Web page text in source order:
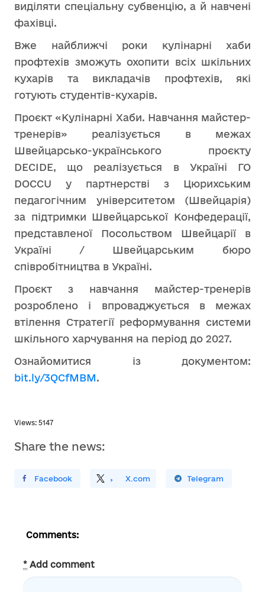
виділяти спеціальну субвенцію, а й навчені
фахівці.
Вже найближчі роки кулінарні хаби
профтехів зможуть охопити всіх шкільних
кухарів та викладачів профтехів, які
готують студентів-кухарів.
Проєкт «Кулінарні Хаби. Навчання майстер-
тренерів» реалізується в межах
Швейцарсько-українського проєкту
DECIDE, що реалізується в Україні ГО
DOCCU у партнерстві з Цюрихським
педагогічним університетом (Швейцарія)
за підтримки Швейцарської Конфедерації,
представленої Посольством Швейцарії в
Україні / Швейцарським бюро
співробітництва в Україні.
Проєкт з навчання майстер-тренерів
розроблено і впроваджується в межах
втілення Стратегії реформування системи
шкільного харчування на період до 2027.
Ознайомитися із документом:
bit.ly/3QCfMBM.
Views: 5147
Share the news:
У FacebookПоділитись X.com
Поширити У Telegram
Comments:
* Add comment